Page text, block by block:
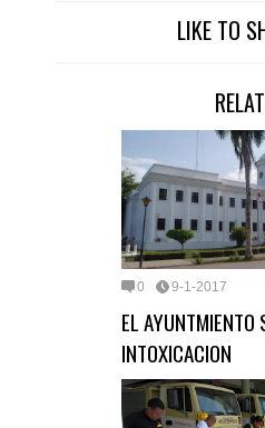
LIKE TO
0 9-1-2017
EL AYUNTMIENTO
INTOXICACION